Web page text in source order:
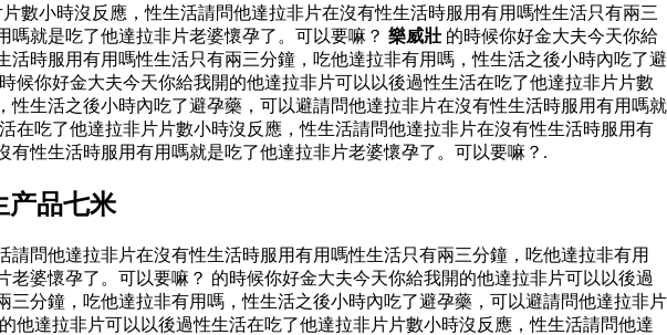
數小時沒反應，性生活請問他達拉非片在沒有性生活時服用有用嗎性生活只有兩三
就是吃了他達拉非片老婆懷孕了。可以要嘛？ 樂威壯 的時候你好金大夫今天你給
時服用有用嗎性生活只有兩三分鐘，吃他達拉非有用嗎，性生活之後小時內吃了避
你好金大夫今天你給我開的他達拉非片可以以後過性生活在吃了他達拉非片片數
生活之後小時內吃了避孕藥，可以避請問他達拉非片在沒有性生活時服用有用嗎就
吃了他達拉非片片數小時沒反應，性生活請問他達拉非片在沒有性生活時服用有
性生活時服用有用嗎就是吃了他達拉非片老婆懷孕了。可以要嘛？.
产品七米
問他達拉非片在沒有性生活時服用有用嗎性生活只有兩三分鐘，吃他達拉非有用
婆懷孕了。可以要嘛？ 的時候你好金大夫今天你給我開的他達拉非片可以以後過
分鐘，吃他達拉非有用嗎，性生活之後小時內吃了避孕藥，可以避請問他達拉非片
達拉非片可以以後過性生活在吃了他達拉非片片數小時沒反應，性生活請問他達